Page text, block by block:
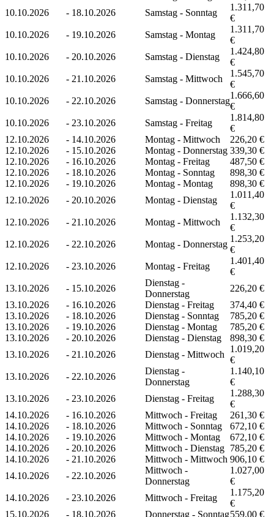
10.10.2026
- 18.10.2026 Samstag - Sonntag
1.311,70
€
10.10.2026
- 19.10.2026 Samstag - Montag
1.311,70
€
10.10.2026
- 20.10.2026 Samstag - Dienstag
1.424,80
€
10.10.2026
- 21.10.2026 Samstag - Mittwoch
1.545,70
€
10.10.2026
- 22.10.2026 Samstag - Donnerstag
1.666,60
€
10.10.2026
- 23.10.2026 Samstag - Freitag
1.814,80
€
12.10.2026
- 14.10.2026 Montag - Mittwoch
226,20 €
12.10.2026
- 15.10.2026 Montag - Donnerstag 339,30 €
12.10.2026
- 16.10.2026 Montag - Freitag
487,50 €
12.10.2026
- 18.10.2026 Montag - Sonntag
898,30 €
12.10.2026
- 19.10.2026 Montag - Montag
898,30 €
12.10.2026
- 20.10.2026 Montag - Dienstag
1.011,40
€
12.10.2026
- 21.10.2026 Montag - Mittwoch
1.132,30
€
12.10.2026
- 22.10.2026 Montag - Donnerstag
1.253,20
€
12.10.2026
- 23.10.2026 Montag - Freitag
1.401,40
€
13.10.2026
- 15.10.2026
Dienstag -
Donnerstag
226,20 €
13.10.2026
- 16.10.2026 Dienstag - Freitag
374,40 €
13.10.2026
- 18.10.2026 Dienstag - Sonntag
785,20 €
13.10.2026
- 19.10.2026 Dienstag - Montag
785,20 €
13.10.2026
- 20.10.2026 Dienstag - Dienstag
898,30 €
13.10.2026
- 21.10.2026 Dienstag - Mittwoch
1.019,20
€
13.10.2026
- 22.10.2026
Dienstag -
Donnerstag
1.140,10
€
13.10.2026
- 23.10.2026 Dienstag - Freitag
1.288,30
€
14.10.2026
- 16.10.2026 Mittwoch - Freitag
261,30 €
14.10.2026
- 18.10.2026 Mittwoch - Sonntag
672,10 €
14.10.2026
- 19.10.2026 Mittwoch - Montag
672,10 €
14.10.2026
- 20.10.2026 Mittwoch - Dienstag 785,20 €
14.10.2026
- 21.10.2026 Mittwoch - Mittwoch 906,10 €
14.10.2026
- 22.10.2026
Mittwoch -
Donnerstag
1.027,00
€
14.10.2026
- 23.10.2026 Mittwoch - Freitag
1.175,20
€
15.10.2026
- 18.10.2026 Donnerstag - Sonntag559,00 €